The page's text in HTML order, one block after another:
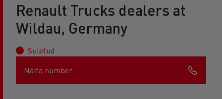
Renault Trucks dealers at
Wildau, Germany
Suletud
Näita number